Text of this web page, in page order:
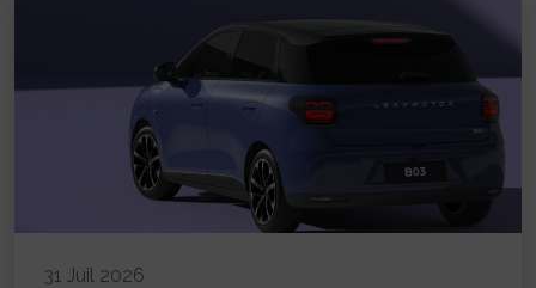
31 Juil 2026